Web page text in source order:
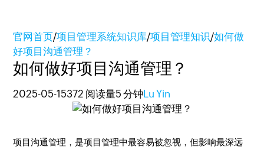
官网首页/项目管理系统知识库/项目管理知识/如何做
好项目沟通管理？
如何做好项目沟通管理？
2025-05-15372 阅读量5 分钟 Lu Yin
项目沟通管理，是项目管理中最容易被忽视，但影响最深远